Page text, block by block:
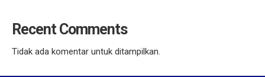
Recent Comments
Tidak ada komentar untuk ditampilkan.